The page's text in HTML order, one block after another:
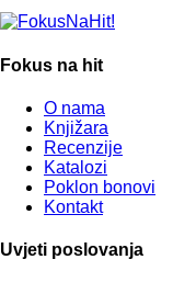
Fokus na hit
O nama
Knjižara
Recenzije
Katalozi
Poklon bonovi
Kontakt
Uvjeti poslovanja